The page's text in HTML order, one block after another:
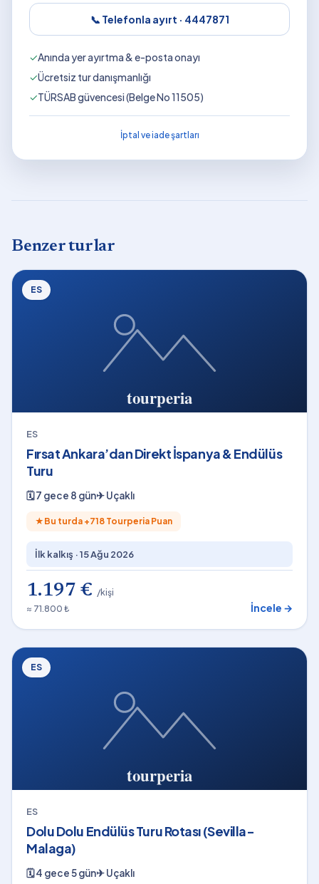
📞 Telefonla ayırt · 4447871
✓Anında yer ayırtma & e-posta onayı
✓Ücretsiz tur danışmanlığı
✓TÜRSAB güvencesi (Belge No 11505)
İptal ve iade şartları
Benzer turlar
ES
ES
Fırsat Ankara’dan Direkt İspanya & Endülüs
Turu
🗓7 gece 8 gün✈Uçaklı
★ Bu turda +718 Tourperia Puan
İlk kalkış ·15 Ağu 2026
1.197 € /kişi
≈ 71.800 ₺
İncele →
ES
ES
Dolu Dolu Endülüs Turu Rotası (Sevilla-
Malaga)
🗓4 gece 5 gün✈Uçaklı